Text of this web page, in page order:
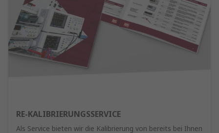
RE-KALIBRIERUNGSSERVICE
Als Service bieten wir die Kalibrierung von bereits bei Ihnen